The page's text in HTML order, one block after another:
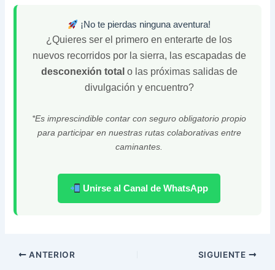
¡No te pierdas ninguna aventura!
¿Quieres ser el primero en enterarte de los
nuevos recorridos por la sierra, las escapadas de
desconexión total o las próximas salidas de
divulgación y encuentro?
*Es imprescindible contar con seguro obligatorio propio
para participar en nuestras rutas colaborativas entre
caminantes.
Unirse al Canal de WhatsApp
ANTERIOR SIGUIENTE